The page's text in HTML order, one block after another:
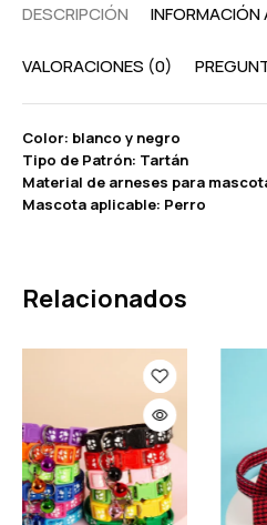
DESCRIPCIÓN INFORMACIÓN
VALORACIONES (0)
Color: blanco y negro
Tipo de Patrón: Tartán
Material de arneses para
Mascota aplicable: Perro
Relacionados